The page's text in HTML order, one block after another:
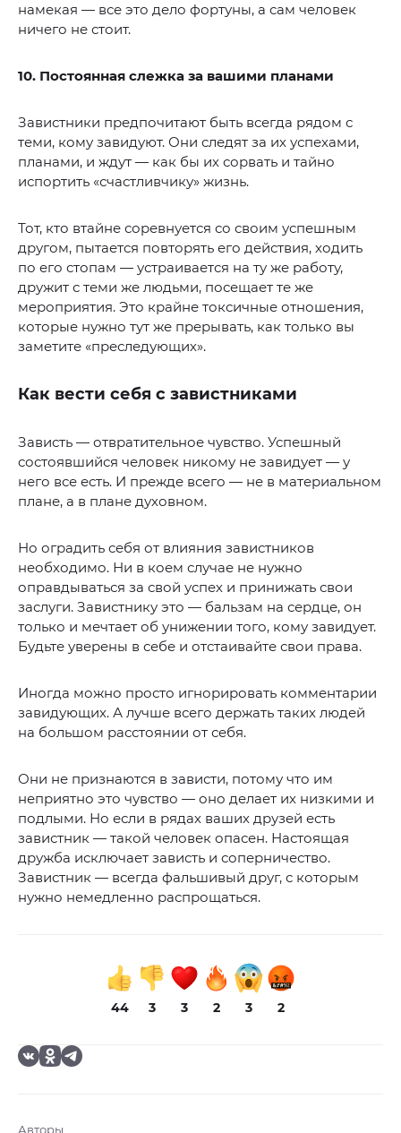
намекая — все это дело фортуны, а сам человек
ничего не стоит.
10. Постоянная слежка за вашими планами
Завистники предпочитают быть всегда рядом с
теми, кому завидуют. Они следят за их успехами,
планами, и ждут — как бы их сорвать и тайно
испортить «счастливчику» жизнь.
Тот, кто втайне соревнуется со своим успешным
другом, пытается повторять его действия, ходить
по его стопам — устраивается на ту же работу,
дружит с теми же людьми, посещает те же
мероприятия. Это крайне токсичные отношения,
которые нужно тут же прерывать, как только вы
заметите «преследующих».
Как вести себя с завистниками
Зависть — отвратительное чувство. Успешный
состоявшийся человек никому не завидует — у
него все есть. И прежде всего — не в материальном
плане, а в плане духовном.
Но оградить себя от влияния завистников
необходимо. Ни в коем случае не нужно
оправдываться за свой успех и принижать свои
заслуги. Завистнику это — бальзам на сердце, он
только и мечтает об унижении того, кому завидует.
Будьте уверены в себе и отстаивайте свои права.
Иногда можно просто игнорировать комментарии
завидующих. А лучше всего держать таких людей
на большом расстоянии от себя.
Они не признаются в зависти, потому что им
неприятно это чувство — оно делает их низкими и
подлыми. Но если в рядах ваших друзей есть
завистник — такой человек опасен. Настоящая
дружба исключает зависть и соперничество.
Завистник — всегда фальшивый друг, с которым
нужно немедленно распрощаться.
44 3 3 2 3 2
Авторы